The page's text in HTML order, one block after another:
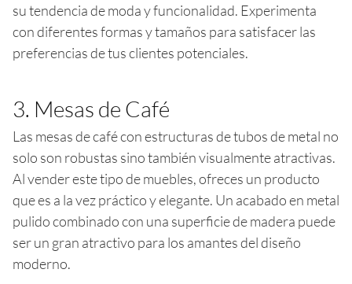
su tendencia de moda y funcionalidad. Experimenta
con diferentes formas y tamaños para satisfacer las
preferencias de tus clientes potenciales.
3. Mesas de Café
Las mesas de café con estructuras de tubos de metal no
solo son robustas sino también visualmente atractivas.
Al vender este tipo de muebles, ofreces un producto
que es a la vez práctico y elegante. Un acabado en metal
pulido combinado con una superficie de madera puede
ser un gran atractivo para los amantes del diseño
moderno.